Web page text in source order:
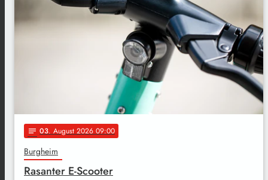
notes 03. August 2026 09:00
Burgheim
Rasanter E-Scooter